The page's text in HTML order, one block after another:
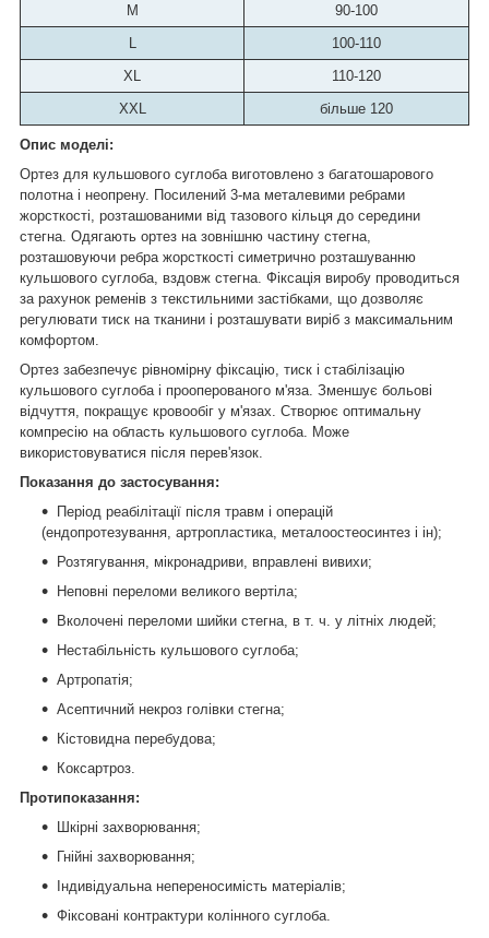
M
90-100
100-110
XL
110-120
XXL
більше 120
Опис моделі:
Ортез для кульшового суглоба виготовлено з багатошарового
полотна і неопрену. Посилений 3-ма металевими ребрами
жорсткості, розташованими від тазового кільця до середини
стегна. Одягають ортез на зовнішню частину стегна,
розташовуючи ребра жорсткості симетрично розташуванню
кульшового суглоба, вздовж стегна. Фіксація виробу проводиться
за рахунок ременів з текстильними застібками, що дозволяє
регулювати тиск на тканини і розташувати виріб з максимальним
комфортом.
Ортез забезпечує рівномірну фіксацію, тиск і стабілізацію
кульшового суглоба і прооперованого м'яза. Зменшує больові
відчуття, покращує кровообіг у м'язах. Створює оптимальну
компресію на область кульшового суглоба. Може
використовуватися після перев'язок.
Показання до застосування:
Період реабілітації після травм і операцій
(ендопротезування, артропластика, металоостеосинтез і ін);
Розтягування, мікронадриви, вправлені вивихи;
Неповні переломи великого вертіла;
Вколочені переломи шийки стегна, в т. ч. у літніх людей;
Нестабільність кульшового суглоба;
Артропатія;
Асептичний некроз голівки стегна;
Кістовидна перебудова;
Коксартроз.
Протипоказання:
Шкірні захворювання;
Гнійні захворювання;
Індивідуальна непереносимість матеріалів;
Фіксовані контрактури колінного суглоба.